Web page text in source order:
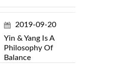
2019-09-20
Yin & Yang Is A
Philosophy Of
Balance